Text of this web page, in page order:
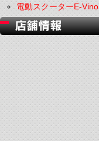
電動スクーターE-Vino